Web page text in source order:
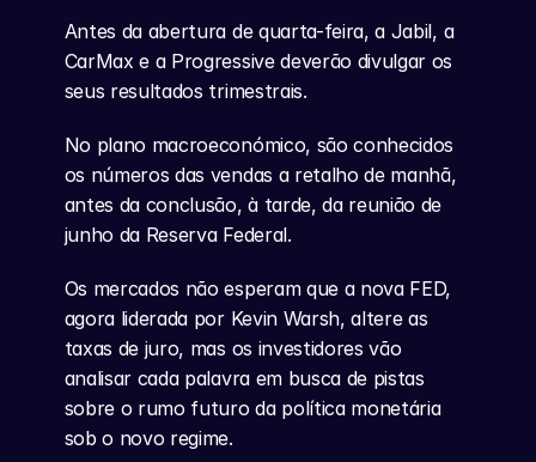
Antes da abertura de quarta-feira, a Jabil, a
CarMax e a Progressive deverão divulgar os
seus resultados trimestrais.
No plano macroeconómico, são conhecidos
os números das vendas a retalho de manhã,
antes da conclusão, à tarde, da reunião de
junho da Reserva Federal.
Os mercados não esperam que a nova FED,
agora liderada por Kevin Warsh, altere as
taxas de juro, mas os investidores vão
analisar cada palavra em busca de pistas
sobre o rumo futuro da política monetária
sob o novo regime.